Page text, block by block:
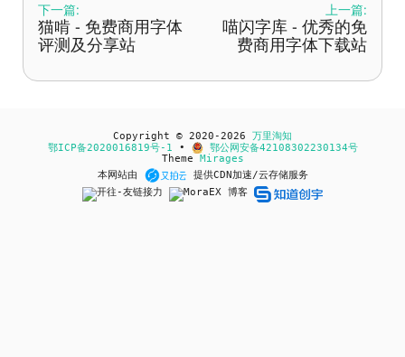
下一篇:
猫啃 - 免费商用字体
评测及分享站
上一篇:
喵闪字库 - 优秀的免
费商用字体下载站
Copyright © 2020-2026 万里淘知
鄂ICP备2020016819号-1 •
鄂公网安备42108302230134号
Theme Mirages
本网站由
提供CDN加速/云存储服务